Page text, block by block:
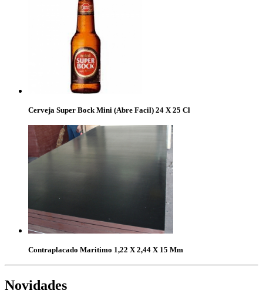
Cerveja Super Bock Mini (Abre Facil) 24 X 25 Cl
Contraplacado Maritimo 1,22 X 2,44 X 15 Mm
Novidades